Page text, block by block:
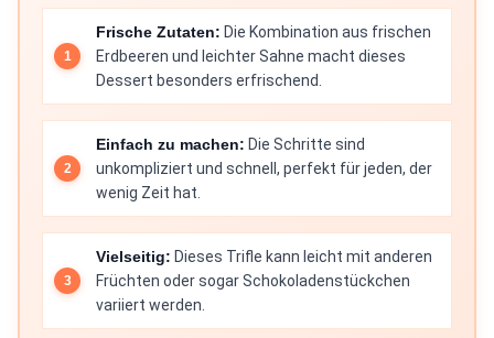
Frische Zutaten: Die Kombination aus frischen
Erdbeeren und leichter Sahne macht dieses
Dessert besonders erfrischend.
Einfach zu machen: Die Schritte sind
unkompliziert und schnell, perfekt für jeden, der
wenig Zeit hat.
Vielseitig: Dieses Trifle kann leicht mit anderen
Früchten oder sogar Schokoladenstückchen
variiert werden.